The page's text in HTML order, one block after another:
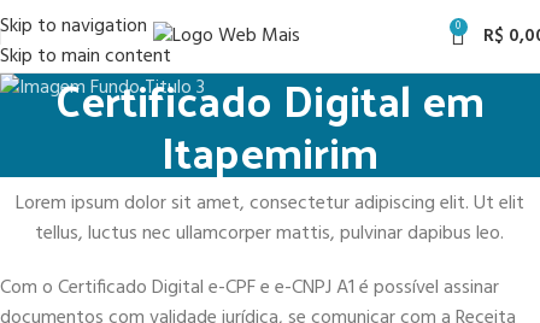
Skip to navigation
Skip to main content
0 R$
Certificado Digital em
Itapemirim
Lorem ipsum dolor sit amet, consectetur adipiscing elit. Ut elit
tellus, luctus nec ullamcorper mattis, pulvinar dapibus leo.
Com o Certificado Digital e-CPF e e-CNPJ A1 é possível assinar